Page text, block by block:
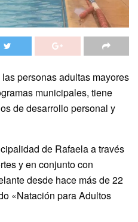
personas adultas mayores
municipales, tiene
de desarrollo personal y
de Rafaela a través
y en conjunto con
desde hace más de 22
«Natación para Adultos